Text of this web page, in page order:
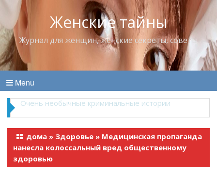
Женские тайны
Журнал для женщин, женские секреты, советы
Menu
Владимир Набоков — повелитель Лоллит
дома » Здоровье » Медицинская пропаганда
нанесла колоссальный вред общественному
здоровью